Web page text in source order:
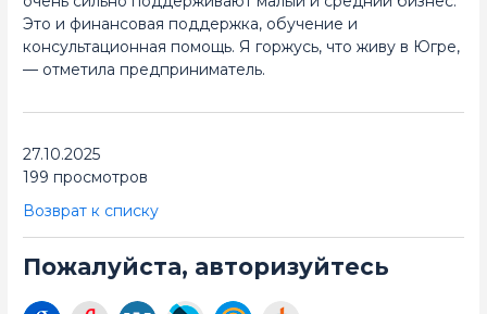
Это и финансовая поддержка, обучение и
консультационная помощь. Я горжусь, что живу в Югре,
— отметила предприниматель.
27.10.2025
199 просмотров
Возврат к списку
Пожалуйста, авторизуйтесь